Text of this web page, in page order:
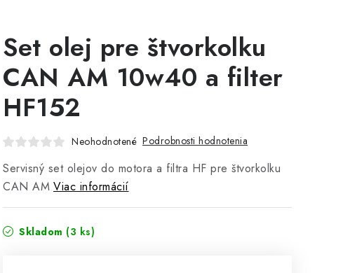
Set olej pre štvorkolku
CAN AM 10w40 a filter
HF152
Neohodnotené Podrobnosti hodnotenia
Servisný set olejov do motora a filtra HF pre štvorkolku
CAN AM Viac informácií
Skladom (3 ks)